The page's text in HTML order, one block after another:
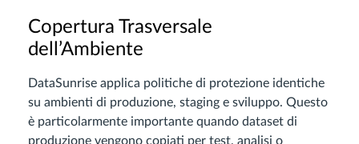
Copertura Trasversale
dell’Ambiente
DataSunrise applica politiche di protezione identiche
su ambienti di produzione, staging e sviluppo. Questo
è particolarmente importante quando dataset di
produzione vengono copiati per test, analisi o